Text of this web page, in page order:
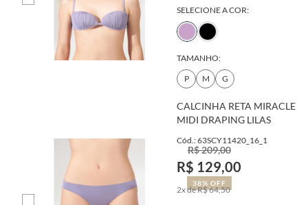
SELECIONE A COR:
TAMANHO:
P
M G
CALCINHA RETA MIRACLE
MIDI DRAPING LILAS
Cód.: 63SCY11420_16_1
R$ 209,00
R$ 129,00
38% OFF
2x de R$ 64,50